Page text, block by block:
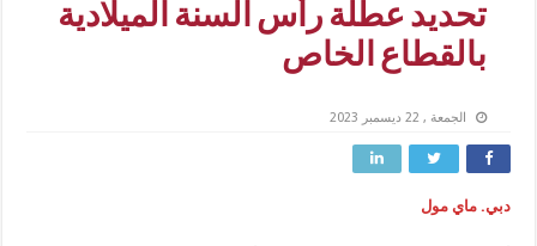
تحديد عطلة رأس السنة الميلادية
بالقطاع الخاص
الجمعة , 22 ديسمبر 2023
دبي. ماي مول